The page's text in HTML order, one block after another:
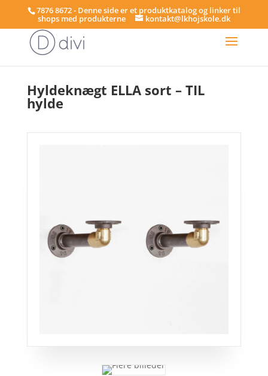
7876 8672 - Denne side er et produktkatalog og linker til
shops med produkterne kontakt@lkhojskole.dk
Hyldeknægt ELLA sort – TIL
hylde